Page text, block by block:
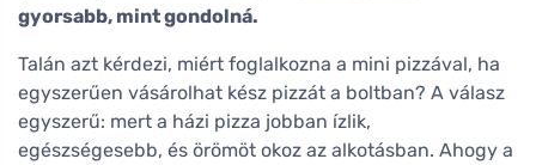
gyorsabb, mint gondolná.
Talán azt kérdezi, miért foglalkozna a mini pizzával, ha
egyszerűen vásárolhat kész pizzát a boltban? A válasz
egyszerű: mert a házi pizza jobban ízlik,
egészségesebb, és örömöt okoz az alkotásban. Ahogy a